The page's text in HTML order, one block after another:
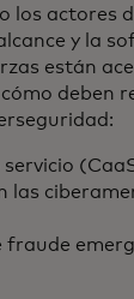
los actores
y la
están
deben
las
fraude